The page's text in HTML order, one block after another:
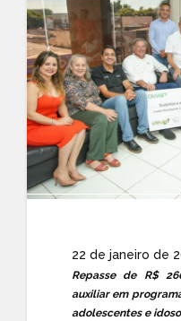
22 de janeiro de
Repasse de R$
auxiliar em
adolescentes e